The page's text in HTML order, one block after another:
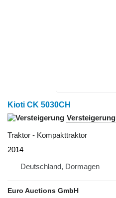
Kioti CK 5030CH
Versteigerung
Traktor - Kompakttraktor
2014
Deutschland, Dormagen
Euro Auctions GmbH